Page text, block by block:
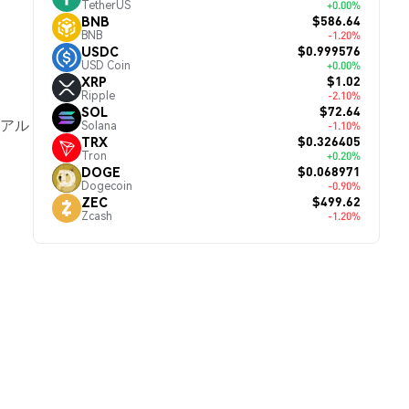
ル
TetherUS +0.00%
BNB
BNB
$586.64
-1.20%
USDC
USD Coin
$0.999576
+0.00%
XRP
Ripple
$1.02
-2.10%
SOL
Solana
$72.64
-1.10%
TRX
Tron
$0.326405
+0.20%
DOGE
Dogecoin
$0.068971
-0.90%
ZEC
Zcash
$499.62
-1.20%